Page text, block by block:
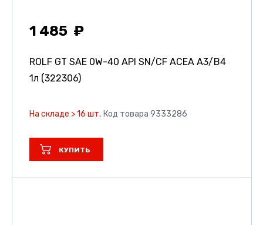
1 485
ROLF GT SAE 0W-40 API SN/CF ACEA A3/B4
1л (322306)
На складе > 16 шт. Код товара 9333286
КУПИТЬ